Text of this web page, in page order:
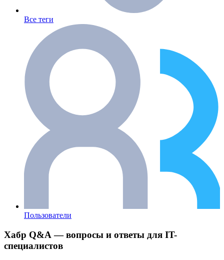
Все теги
Пользователи
Хабр Q&A — вопросы и ответы для IT-
специалистов